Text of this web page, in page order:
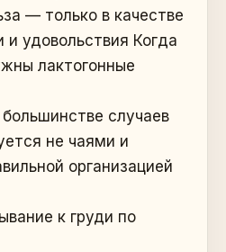
— только в качестве
и удовольствия Когда
лактогонные
случаев
не чаями и
организацией
к груди по